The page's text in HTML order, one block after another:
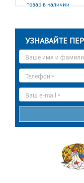
товар в наличии
УЗНАВАЙТЕ